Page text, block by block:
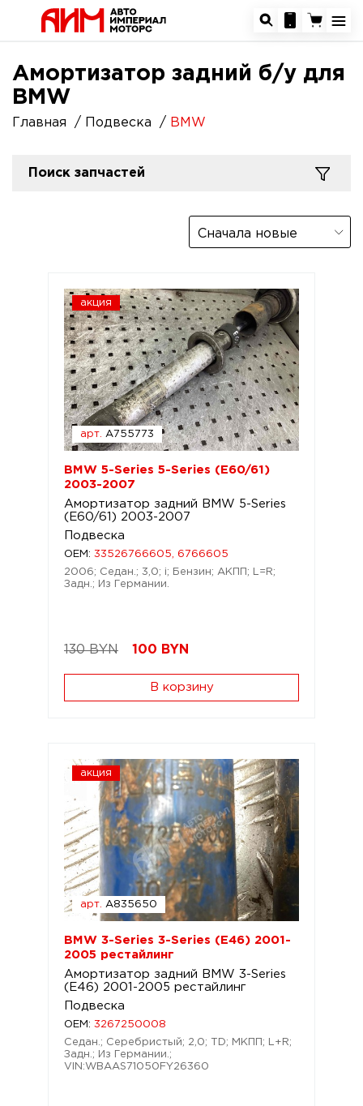
Амортизатор задний б/у для
BMW
Главная Подвеска BMW
Поиск запчастей
Сначала новые
акция
арт. A755773
BMW 5-Series 5-Series (E60/61)
2003-2007
Амортизатор задний BMW 5-Series
(E60/61) 2003-2007
Подвеска
OEM: 33526766605, 6766605
2006; Седан.; 3,0; i; Бензин; АКПП; L=R;
Задн.; Из Германии.
130 BYN 100 BYN
В корзину
акция
арт. A835650
BMW 3-Series 3-Series (E46) 2001-
2005 рестайлинг
Амортизатор задний BMW 3-Series
(E46) 2001-2005 рестайлинг
Подвеска
OEM: 3267250008
Седан.; Серебристый; 2,0; TD; МКПП; L+R;
Задн.; Из Германии.;
VIN:WBAAS71050FY26360